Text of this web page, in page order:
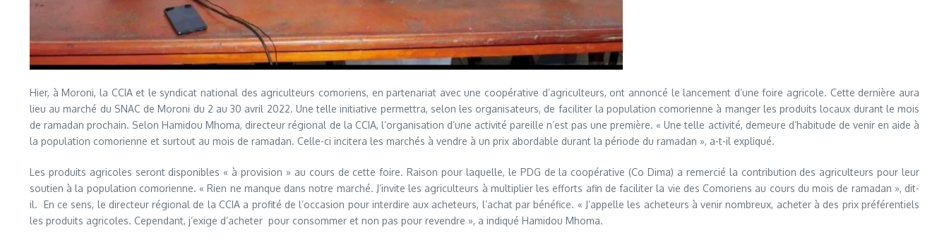
Hier, à Moroni, la CCIA et le syndicat national des agriculteurs comoriens, en partenariat avec une coopérative d’agriculteurs, ont annoncé le lancement d’une foire agricole. Cette dernière aura
lieu au marché du SNAC de Moroni du 2 au 30 avril 2022. Une telle initiative permettra, selon les organisateurs, de faciliter la population comorienne à manger les produits locaux durant le mois
de ramadan prochain. Selon Hamidou Mhoma, directeur régional de la CCIA, l’organisation d’une activité pareille n’est pas une première. « Une telle activité, demeure d’habitude de venir en aide à
la population comorienne et surtout au mois de ramadan. Celle-ci incitera les marchés à vendre à un prix abordable durant la période du ramadan », a-t-il expliqué.
Les produits agricoles seront disponibles « à provision » au cours de cette foire. Raison pour laquelle, le PDG de la coopérative (Co Dima) a remercié la contribution des agriculteurs pour leur
soutien à la population comorienne. « Rien ne manque dans notre marché. J’invite les agriculteurs à multiplier les efforts afin de faciliter la vie des Comoriens au cours du mois de ramadan », dit-
il. En ce sens, le directeur régional de la CCIA a profité de l’occasion pour interdire aux acheteurs, l’achat par bénéfice. « J’appelle les acheteurs à venir nombreux, acheter à des prix préférentiels
les produits agricoles. Cependant, j’exige d’acheter pour consommer et non pas pour revendre », a indiqué Hamidou Mhoma.